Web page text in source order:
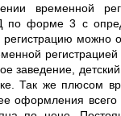
временной
форме 3 с
регистрацию можно
заведение,
Так же плюсом
оформления